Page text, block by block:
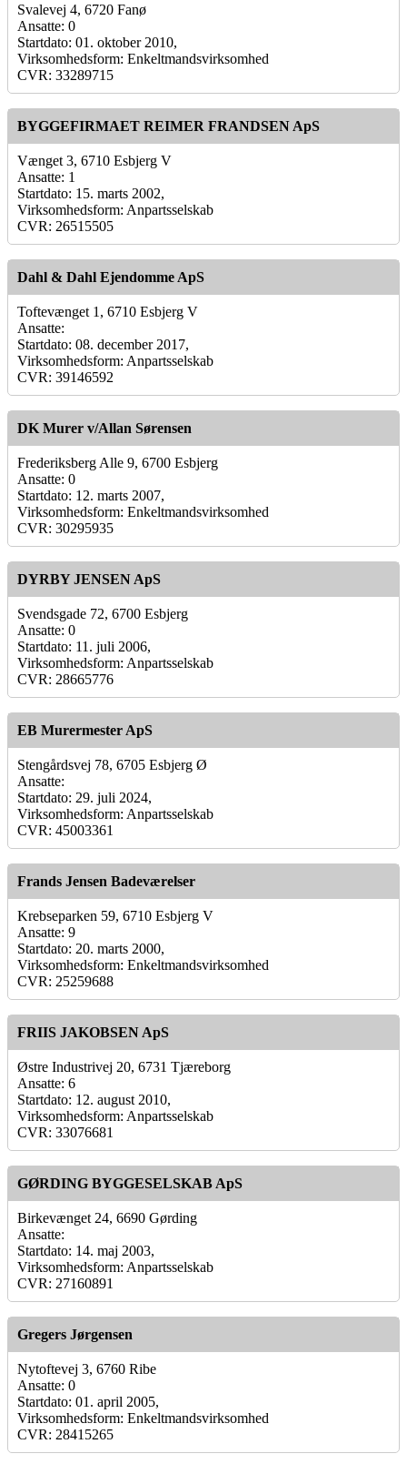
Svalevej 4, 6720 Fanø
Ansatte: 0
Startdato: 01. oktober 2010,
Virksomhedsform: Enkeltmandsvirksomhed
CVR: 33289715
BYGGEFIRMAET REIMER FRANDSEN ApS
Vænget 3, 6710 Esbjerg V
Ansatte: 1
Startdato: 15. marts 2002,
Virksomhedsform: Anpartsselskab
CVR: 26515505
Dahl & Dahl Ejendomme ApS
Toftevænget 1, 6710 Esbjerg V
Ansatte:
Startdato: 08. december 2017,
Virksomhedsform: Anpartsselskab
CVR: 39146592
DK Murer v/Allan Sørensen
Frederiksberg Alle 9, 6700 Esbjerg
Ansatte: 0
Startdato: 12. marts 2007,
Virksomhedsform: Enkeltmandsvirksomhed
CVR: 30295935
DYRBY JENSEN ApS
Svendsgade 72, 6700 Esbjerg
Ansatte: 0
Startdato: 11. juli 2006,
Virksomhedsform: Anpartsselskab
CVR: 28665776
EB Murermester ApS
Stengårdsvej 78, 6705 Esbjerg Ø
Ansatte:
Startdato: 29. juli 2024,
Virksomhedsform: Anpartsselskab
CVR: 45003361
Frands Jensen Badeværelser
Krebseparken 59, 6710 Esbjerg V
Ansatte: 9
Startdato: 20. marts 2000,
Virksomhedsform: Enkeltmandsvirksomhed
CVR: 25259688
FRIIS JAKOBSEN ApS
Østre Industrivej 20, 6731 Tjæreborg
Ansatte: 6
Startdato: 12. august 2010,
Virksomhedsform: Anpartsselskab
CVR: 33076681
GØRDING BYGGESELSKAB ApS
Birkevænget 24, 6690 Gørding
Ansatte:
Startdato: 14. maj 2003,
Virksomhedsform: Anpartsselskab
CVR: 27160891
Gregers Jørgensen
Nytoftevej 3, 6760 Ribe
Ansatte: 0
Startdato: 01. april 2005,
Virksomhedsform: Enkeltmandsvirksomhed
CVR: 28415265